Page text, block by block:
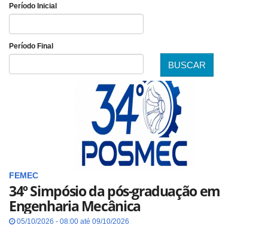
Período Inicial
Período Final
BUSCAR
FEMEC
34º Simpósio da pós-graduação em
Engenharia Mecânica
05/10/2026 - 08:00 até 09/10/2026